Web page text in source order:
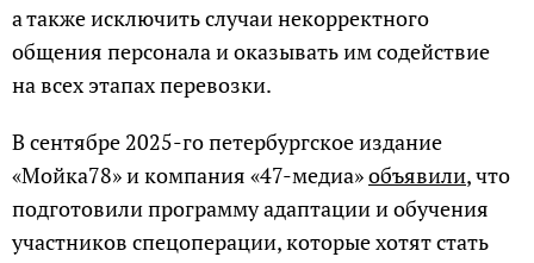
а также исключить случаи некорректного
общения персонала и оказывать им содействие
на всех этапах перевозки.
В сентябре 2025-го петербургское издание
«Мойка78» и компания «47-медиа»объявили, что
подготовили программу адаптации и обучения
участников спецоперации, которые хотят стать